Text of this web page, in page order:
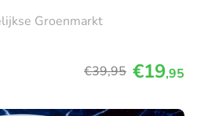
Groenmarkt
€39,95 €19,95